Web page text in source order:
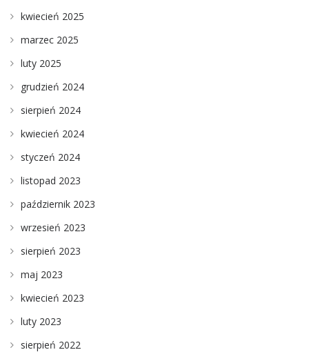
kwiecień 2025
marzec 2025
luty 2025
grudzień 2024
sierpień 2024
kwiecień 2024
styczeń 2024
listopad 2023
październik 2023
wrzesień 2023
sierpień 2023
maj 2023
kwiecień 2023
luty 2023
sierpień 2022